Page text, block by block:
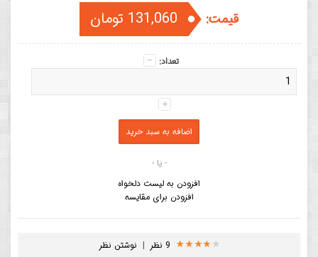
قیمت: 131,060 تومان
تعداد:
- یا -
افزودن به لیست دلخواه
افزودن برای مقایسه
9 نظر | نوشتن نظر